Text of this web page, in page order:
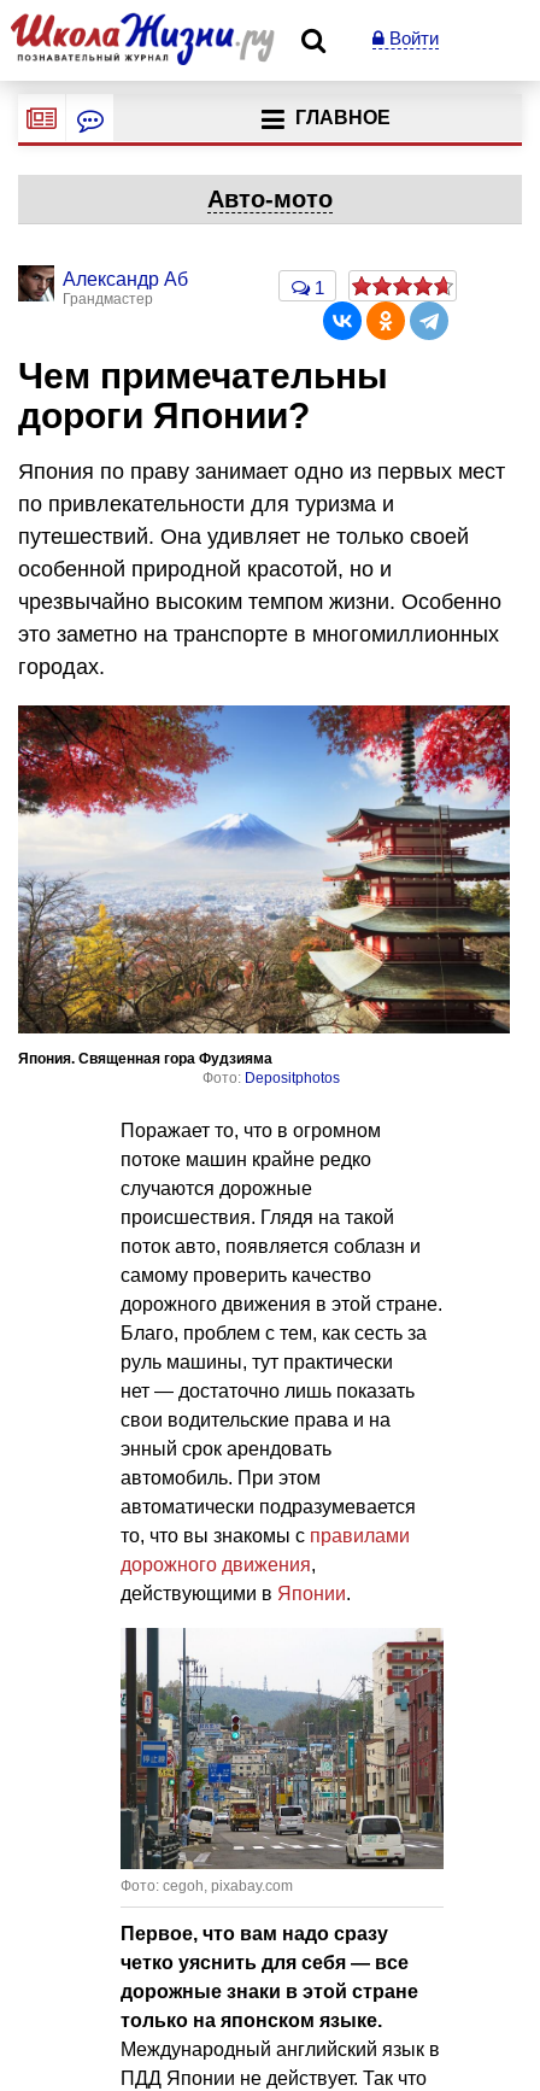
Войти
ГЛАВНОЕ
Авто-мото
Александр Аб
Грандмастер
1
Чем примечательны
дороги Японии?
Япония по праву занимает одно из первых мест
по привлекательности для туризма и
путешествий. Она удивляет не только своей
особенной природной красотой, но и
чрезвычайно высоким темпом жизни. Особенно
это заметно на транспорте в многомиллионных
городах.
Япония. Священная гора Фудзияма
Фото: Depositphotos
Поражает то, что в огромном
потоке машин крайне редко
случаются дорожные
происшествия. Глядя на такой
поток авто, появляется соблазн и
самому проверить качество
дорожного движения в этой стране.
Благо, проблем с тем, как сесть за
руль машины, тут практически
нет — достаточно лишь показать
свои водительские права и на
энный срок арендовать
автомобиль. При этом
автоматически подразумевается
то, что вы знакомы с правилами
дорожного движения,
действующими в Японии.
Фото: cegoh, pixabay.com
Первое, что вам надо сразу
четко уяснить для себя — все
дорожные знаки в этой стране
только на японском языке.
Международный английский язык в
ПДД Японии не действует. Так что